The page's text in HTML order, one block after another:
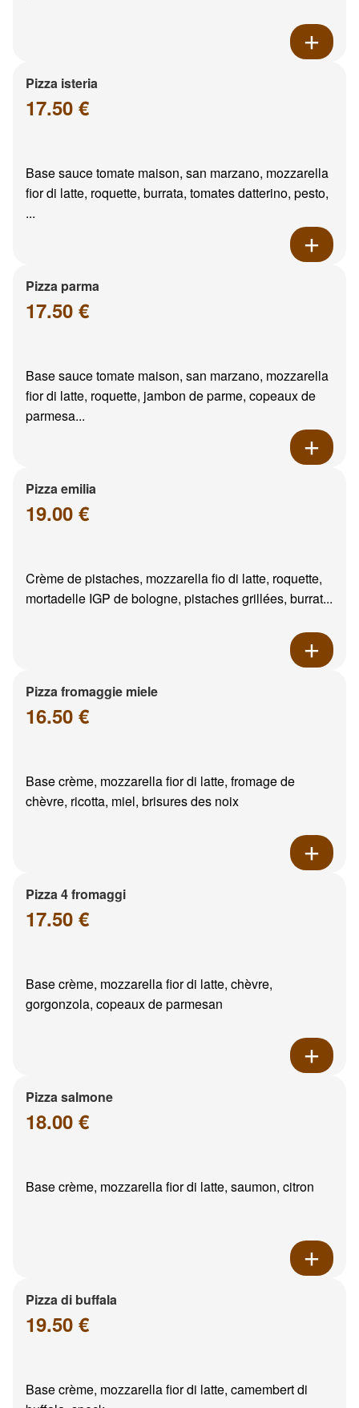
Pizza isteria
17.50 €
Base sauce tomate maison, san marzano, mozzarella
fior di latte, roquette, burrata, tomates datterino, pesto,
...
Pizza parma
17.50 €
Base sauce tomate maison, san marzano, mozzarella
fior di latte, roquette, jambon de parme, copeaux de
parmesa...
Pizza emilia
19.00 €
Crème de pistaches, mozzarella fio di latte, roquette,
mortadelle IGP de bologne, pistaches grillées, burrat...
Pizza fromaggie miele
16.50 €
Base crème, mozzarella fior di latte, fromage de
chèvre, ricotta, miel, brisures des noix
Pizza 4 fromaggi
17.50 €
Base crème, mozzarella fior di latte, chèvre,
gorgonzola, copeaux de parmesan
Pizza salmone
18.00 €
Base crème, mozzarella fior di latte, saumon, citron
Pizza di buffala
19.50 €
Base crème, mozzarella fior di latte, camembert di